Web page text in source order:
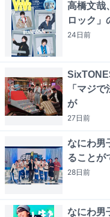
高橋文哉
ロック」
24日前
「マジ
が
27日前
なにわ男
ることが
28日前
なにわ男